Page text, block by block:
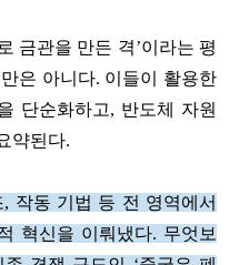
금관을 만든 격’이라는 평
은 아니다. 이들이 활용한
단순화하고, 반도체 자원
약된다.
작동 기법 등 전 영역에서
혁신을 이뤄냈다. 무엇보